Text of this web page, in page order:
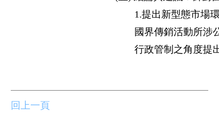
1.提出新型態市場環
國界傳銷活動所涉公
行政管制之角度提
回上一頁